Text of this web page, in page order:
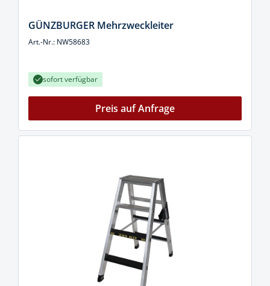
GÜNZBURGER Mehrzweckleiter
Art.-Nr.: NW58683
sofort verfügbar
Preis auf Anfrage